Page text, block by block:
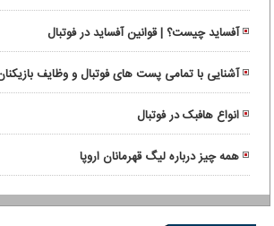
آفساید چیست؟ | قوانین آفساید در فوتبال
آشنایی با تمامی پست های فوتبال و وظایف
انواع هافبک در فوتبال
همه چیز درباره لیگ قهرمانان اروپا